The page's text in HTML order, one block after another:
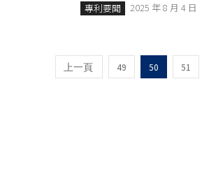
專利要聞 2025 年 8 月 4 日
49 50 51